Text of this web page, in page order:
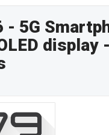
- 5G